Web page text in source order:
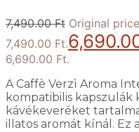
7,490.00Ft Original
7,490.00 Ft.
6,690.00 Ft.
A Caffè Verzì Aroma
kompatibilis
kávékeveréket
illatos aromát kínál. Ez